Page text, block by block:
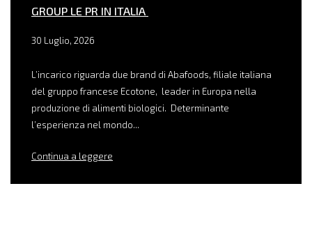
GROUP LE PR IN ITALIA
30 Luglio, 2026
L’incarico riguarda due brand di Abafoods, filiale italiana
del gruppo francese Ecotone, leader in Europa nella
produzione di alimenti biologici. Determinante
l’esperienza nel mondo...
Continua a leggere